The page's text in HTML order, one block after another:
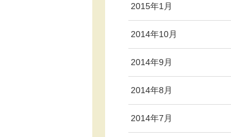
2015年1月
2014年10月
2014年9月
2014年8月
2014年7月